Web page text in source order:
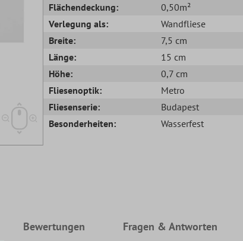
Flächendeckung:
0,50m²
Verlegung als:
Wandfliese
Breite:
7,5 cm
Länge:
15 cm
Höhe:
0,7 cm
Fliesenoptik:
Metro
Fliesenserie:
Budapest
Besonderheiten:
Wasserfest
Bewertungen Fragen & Antworten